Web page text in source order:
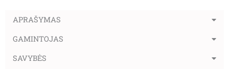
APRAŠYMAS
GAMINTOJAS
SAVYBĖS